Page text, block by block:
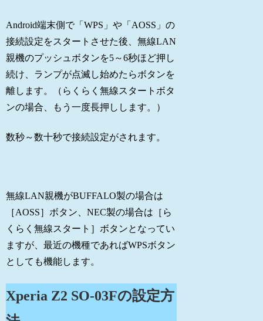
Android端末側で「WPS」や「AOSS」の
接続設定をスタートさせた後、無線LAN
親機のプッシュボタンを5～6秒ほど押し
続け、ランプが点滅し始めたらボタンを
離します。（らくらく無線スタートボタ
ンの場合、もう一度長押しします。）
数秒～数十秒で接続設定がされます。
無線LAN親機がBUFFALO製の場合は
［AOSS］ボタン、NEC製の場合は［ら
くらく無線スタート］ボタンとなってい
ますが、最近の機種であればWPSボタン
としても機能します。
Xperia Z2 SO-03Fの設定方